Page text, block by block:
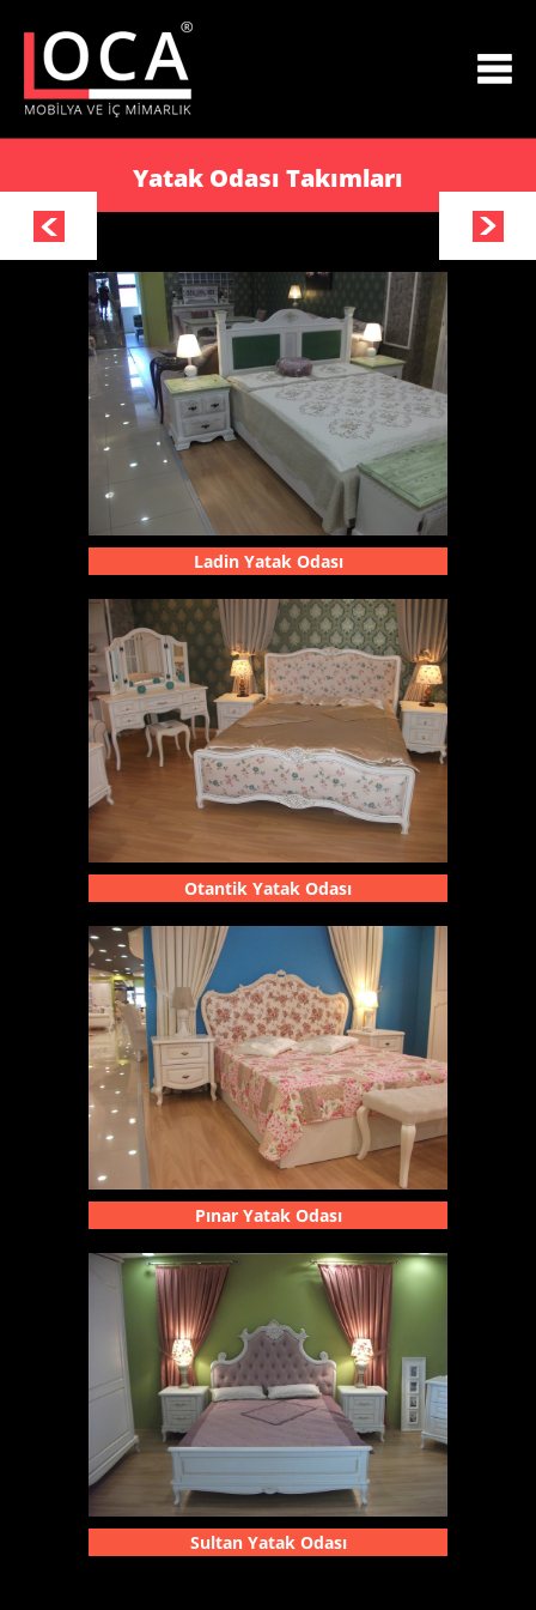
Yatak Odası Takımları
Ladin Yatak Odası
Otantik Yatak Odası
Pınar Yatak Odası
Sultan Yatak Odası